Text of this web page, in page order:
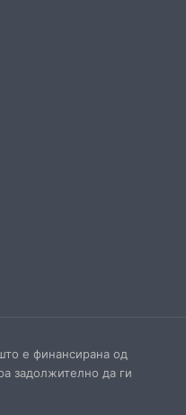
е финансирана од
задолжително да ги